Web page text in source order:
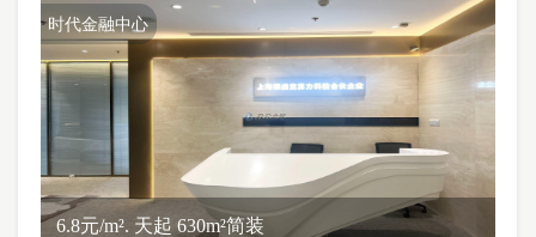
时代金融中心
6.8元/m². 天起 630m²简装